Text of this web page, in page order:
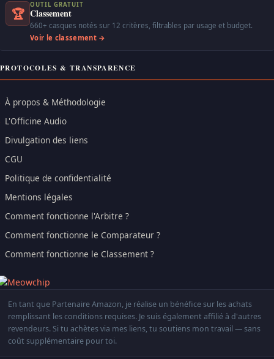
🏆
OUTIL GRATUIT
Classement
660+ casques notés sur 12 critères, filtrables par usage et budget.
Voir le classement →
PROTOCOLES & TRANSPARENCE
À propos & Méthodologie
L'Officine Audio
Divulgation des liens
CGU
Politique de confidentialité
Mentions légales
Comment fonctionne l'Arbitre ?
Comment fonctionne le Comparateur ?
Comment fonctionne le Classement ?
En tant que Partenaire Amazon, je réalise un bénéfice sur les achats
remplissant les conditions requises. Je suis également affilié à d'autres
revendeurs. Si tu achètes via mes liens, tu soutiens mon travail — sans
coût supplémentaire pour toi.